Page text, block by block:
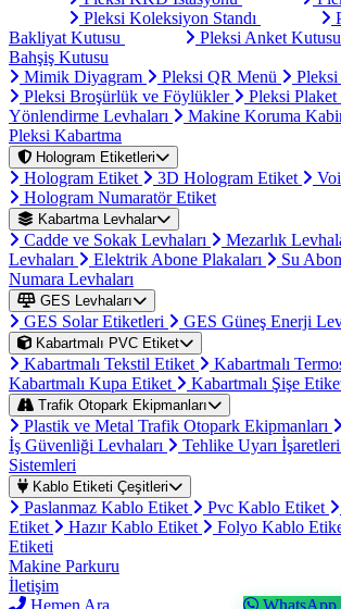
Pleksi Koleksiyon Standı
Bakliyat Kutusu
Pleksi Anket Kutusu
Bahşiş Kutusu
Mimik Diyagram
Pleksi QR Menü
Pleksi Broşürlük ve Föylükler
Pleksi
Yönlendirme Levhaları
Makine Koruma
Pleksi Kabartma
Hologram Etiketleri
Hologram Etiket 3D Hologram Etiket
Hologram Numaratör Etiket
Kabartma Levhalar
Cadde ve Sokak Levhaları Mezarlık
Levhaları
Elektrik Abone Plakaları Su
Numara Levhaları
GES Levhaları
GES Solar Etiketleri GES Güneş Enerji
Kabartmalı PVC Etiket
Kabartmalı Tekstil Etiket
Kabartmalı
Kabartmalı Kupa Etiket
Kabartmalı Şişe
Trafik Otopark Ekipmanları
Plastik ve Metal Trafik Otopark Ekipmanları
İş Güvenliği Levhaları
Tehlike Uyarı İşaretleri
Sistemleri
Kablo Etiketi Çeşitleri
Paslanmaz Kablo Etiket Pvc Kablo Etiket
Etiket
Hazır Kablo Etiket Folyo Kablo
Etiketi
Makine Parkuru
İletişim
Hemen Ara
WhatsApp